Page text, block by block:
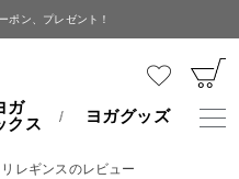
ポン、プレゼント！
ガ
クス
ヨガグッズ
レギンスのレビュー